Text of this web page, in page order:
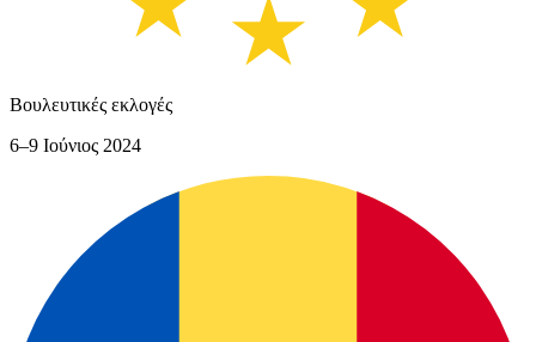
Βουλευτικές εκλογές
6–9 Ιούνιος 2024